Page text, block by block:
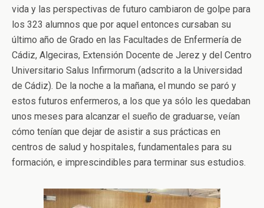
vida y las perspectivas de futuro cambiaron de golpe para
los 323 alumnos que por aquel entonces cursaban su
último año de Grado en las Facultades de Enfermería de
Cádiz, Algeciras, Extensión Docente de Jerez y del Centro
Universitario Salus Infirmorum (adscrito a la Universidad
de Cádiz). De la noche a la mañana, el mundo se paró y
estos futuros enfermeros, a los que ya sólo les quedaban
unos meses para alcanzar el sueño de graduarse, veían
cómo tenían que dejar de asistir a sus prácticas en
centros de salud y hospitales, fundamentales para su
formación, e imprescindibles para terminar sus estudios.